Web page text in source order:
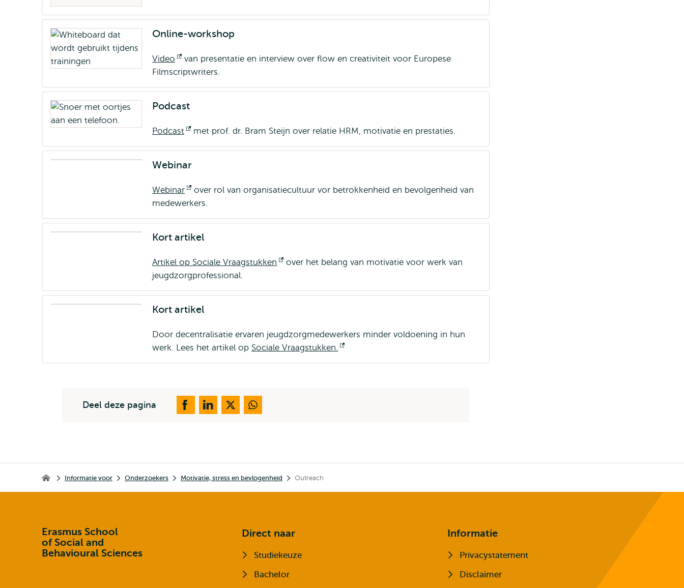
Online-workshop
Video
Opent
extern
van presentatie en interview over flow en creativiteit voor Europese
Filmscriptwriters.
Podcast
Podcast
Opent
extern
met prof. dr. Bram Steijn over relatie HRM, motivatie en prestaties.
Webinar
Webinar
Opent
extern
over rol van organisatiecultuur vor betrokkenheid en bevolgenheid van
medewerkers.
Kort artikel
Artikel op Sociale Vraagstukken
Opent
over het belang van motivatie voor werk van
jeugdzorgprofessional.
Kort artikel
Door decentralisatie ervaren jeugdzorgmedewerkers minder voldoening in hun
werk. Lees het artikel op Sociale Vraagstukken.
extern
Deel deze pagina
Erasmus School of Social and Behavioural Sciences
Informatie voor Onderzoekers Motivatie, stress en bevlogenheid Outreach
Erasmus School
of Social and
Behavioural Sciences
Direct naar
Studiekeuze
Bachelor
Informatie
Privacystatement
Disclaimer